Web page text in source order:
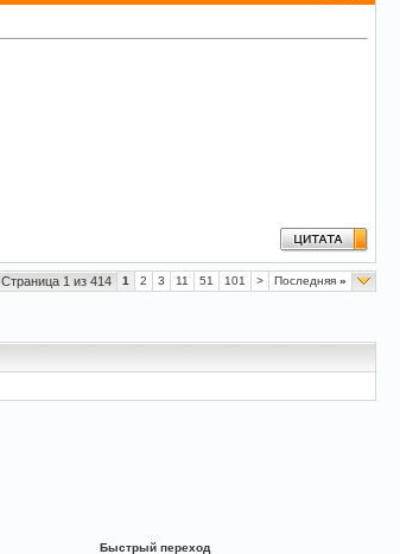
Страница 1 из 414 1 2 3 11 51 101 > Последняя »
Быстрый переход